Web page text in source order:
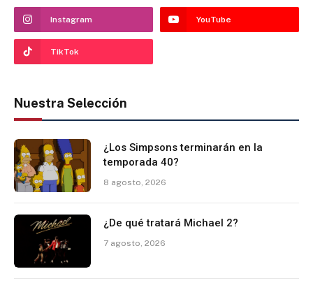
Instagram YouTube
TikTok
Nuestra Selección
¿Los Simpsons terminarán en la
temporada 40?
8 agosto, 2026
¿De qué tratará Michael 2?
7 agosto, 2026